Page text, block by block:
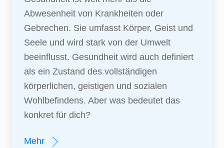
Abwesenheit von Krankheiten oder
Gebrechen. Sie umfasst Körper, Geist und
Seele und wird stark von der Umwelt
beeinflusst. Gesundheit wird auch definiert
als ein Zustand des vollständigen
körperlichen, geistigen und sozialen
Wohlbefindens. Aber was bedeutet das
konkret für dich?
Mehr